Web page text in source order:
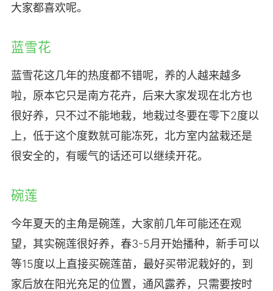
大家都喜欢呢。
蓝雪花
蓝雪花这几年的热度都不错呢，养的人越来越多
啦，原本它只是南方花卉，后来大家发现在北方也
很好养，只不过不能地栽，地栽过冬要在零下2度以
上，低于这个度数就可能冻死，北方室内盆栽还是
很安全的，有暖气的话还可以继续开花。
碗莲
今年夏天的主角是碗莲，大家前几年可能还在观
望，其实碗莲很好养，春3-5月开始播种，新手可以
等15度以上直接买碗莲苗，最好买带泥栽好的，到
家后放在阳光充足的位置，通风露养，只需要按时